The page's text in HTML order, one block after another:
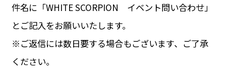
件名に「WHITE SCORPION イベント問い合わせ」
とご記入をお願いいたします。
※ご返信には数日要する場合もございます、ご了承
ください。